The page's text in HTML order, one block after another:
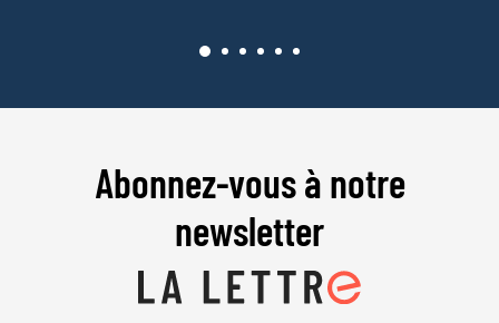
Abonnez-vous à notre
newsletter